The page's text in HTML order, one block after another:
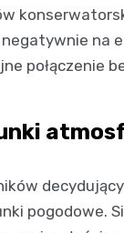
na
połączenie
pogodowe.